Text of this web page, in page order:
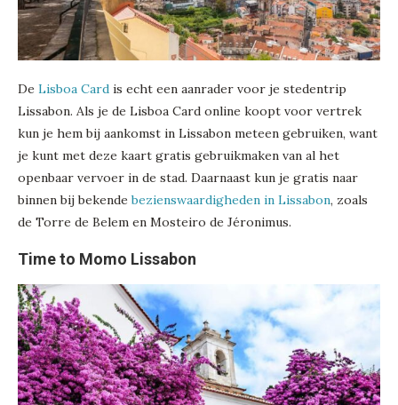
De Lisboa Card is echt een aanrader voor je stedentrip
Lissabon. Als je de Lisboa Card online koopt voor vertrek
kun je hem bij aankomst in Lissabon meteen gebruiken, want
je kunt met deze kaart gratis gebruikmaken van al het
openbaar vervoer in de stad. Daarnaast kun je gratis naar
binnen bij bekendebezienswaardigheden in Lissabon, zoals
de Torre de Belem en Mosteiro de Jéronimus.
Time to Momo Lissabon